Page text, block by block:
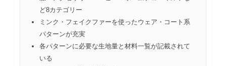
ど8カテゴリー
ミンク・フェイクファーを使ったウェア・コート系
パターンが充実
各パターンに必要な生地量と材料一覧が記載されて
いる